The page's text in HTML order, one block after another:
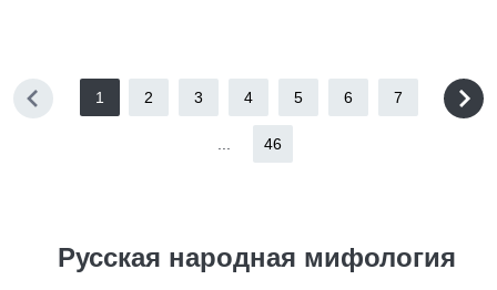
1 2 3 4 5 6 7
46
Русская народная мифология